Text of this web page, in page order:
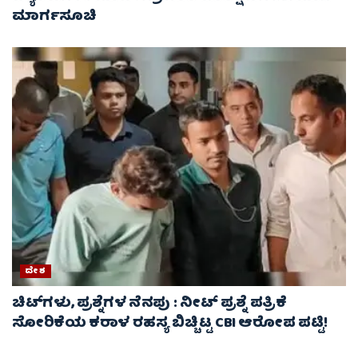
ಮಾರ್ಗಸೂಚಿ
ದೇಶ
ಚಿಟ್‌ಗಳು, ಪ್ರಶ್ನೆಗಳ ನೆನಪು : ನೀಟ್ ಪ್ರಶ್ನೆ ಪತ್ರಿಕೆ
ಸೋರಿಕೆಯ ಕರಾಳ ರಹಸ್ಯ ಬಿಚ್ಚಿಟ್ಟ CBI ಆರೋಪ ಪಟ್ಟಿ!